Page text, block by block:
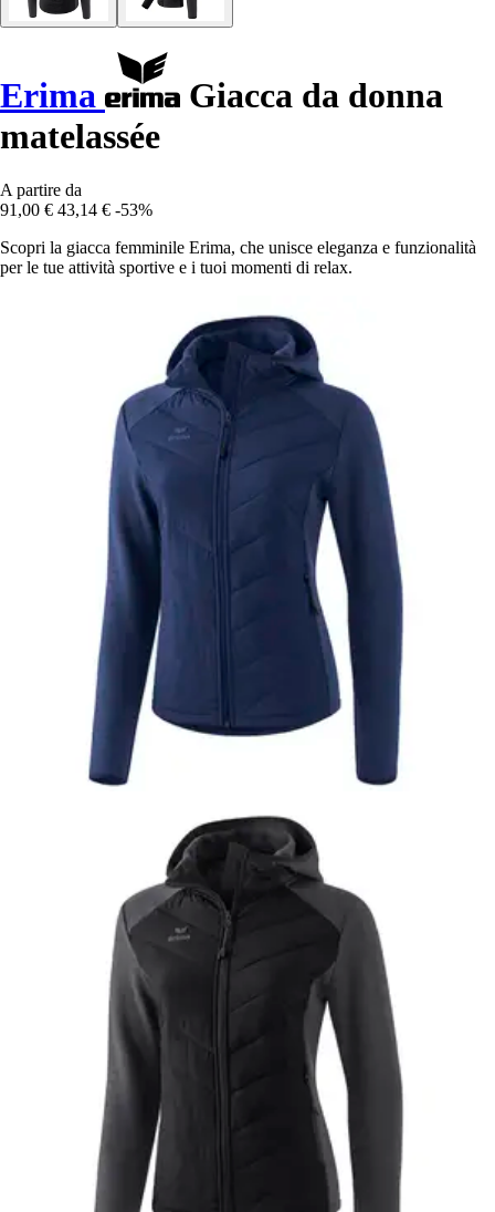
Erima
Giacca da donna
matelassée
A partire da
91,00 € 43,14 € -53%
Scopri la giacca femminile Erima, che unisce eleganza e funzionalità
per le tue attività sportive e i tuoi momenti di relax.